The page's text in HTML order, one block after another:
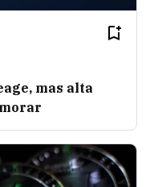
mas alta